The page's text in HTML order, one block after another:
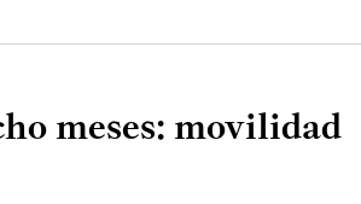
meses: movilidad